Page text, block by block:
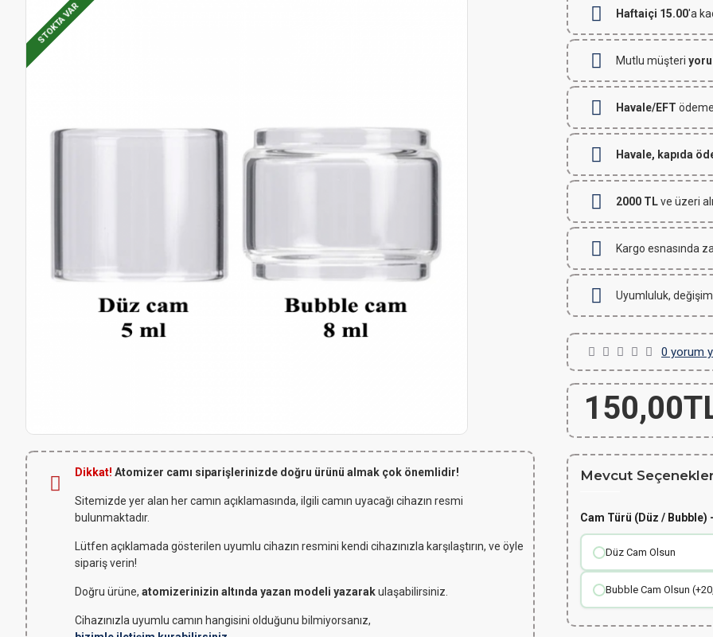
STOKTA VAR
Dikkat! Atomizer camı siparişlerinizde doğru ürünü almak çok önemlidir!
Sitemizde yer alan her camın açıklamasında, ilgili camın uyacağı cihazın resmi
bulunmaktadır.
Lütfen açıklamada gösterilen uyumlu cihazın resmini kendi cihazınızla karşılaştırın, ve öyle
sipariş verin!
Doğru ürüne, atomizerinizin altında yazan modeli yazarakulaşabilirsiniz.
Cihazınızla uyumlu camın hangisini olduğunu bilmiyorsanız,
Haftaiçi 15.00'a
Mutlu müşteri
Havale/EFT
Havale, kapıda
2000 TLve üzeri
Kargo esnasında
Uyumluluk,
0 yorum
Mevcut
Cam Türü (Düz /
Düz Cam Olsun
Bubble Cam Olsun